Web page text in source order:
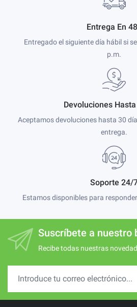
Entrega En
Entregado el siguiente día hábil si
p.m.
Devoluciones
Aceptamos devoluciones hasta 30
entrega.
Soporte 24/
Estamos disponibles para
Suscríbete a nuestro
Recibe todas nuestras